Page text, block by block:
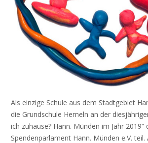
Als einzige Schule aus dem Stadtgebiet
die Grundschule Hemeln an der
ich zuhause? Hann. Münden im Jahr 2019“
Spendenparlament Hann. Münden e.V. teil.